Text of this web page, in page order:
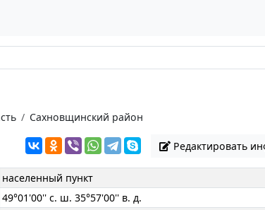
Сахновщинский район
Редактировать
населенный пункт
49°01'00'' с. ш. 35°57'00'' в. д.